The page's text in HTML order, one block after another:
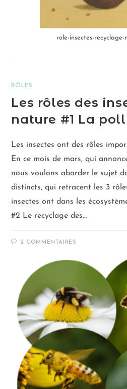
role-insectes-recyclage-
RÔLES
Les rôles des
nature #1 La
Les insectes ont des rôles
En ce mois de mars, qui
nous voulons aborder le sujet
distincts, qui retracent les 3
insectes ont dans les
#2 Le recyclage des…
2 COMMENTAIRES